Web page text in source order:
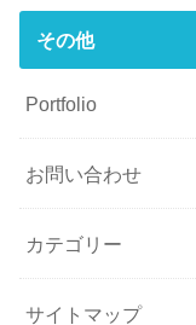
その他
Portfolio
お問い合わせ
カテゴリー
サイトマップ